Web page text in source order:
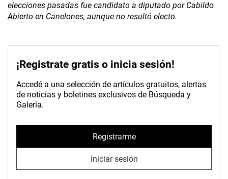
elecciones pasadas fue candidato a diputado por Cabildo
Abierto en Canelones, aunque no resultó electo.
¡Registrate gratis o inicia sesión!
Accedé a una selección de artículos gratuitos, alertas
de noticias y boletines exclusivos de Búsqueda y
Galería.
Registrarme
Iniciar sesión